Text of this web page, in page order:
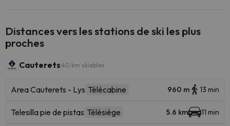
Distances vers les stations de ski les plus
proches
Cauterets 40 km skiables
Area Cauterets - Lys Télécabine 960 m 13 min
Telesilla pie de pistas Télésiège 5.6 km 11 min